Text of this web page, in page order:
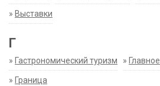
» Выставки
Г
» Гастрономический туризм » Главное
» Граница